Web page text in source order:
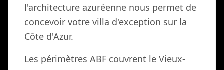
l'architecture azuréenne nous permet de
concevoir votre villa d'exception sur la
Côte d'Azur.
Les périmètres ABF couvrent le Vieux-